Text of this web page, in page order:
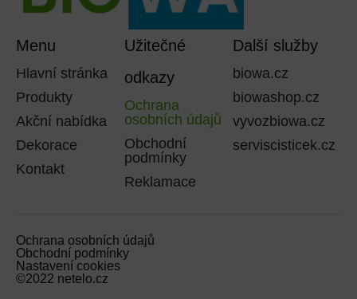
Menu
Hlavní stránka
Produkty
Akční nabídka
Dekorace
Kontakt
Užitečné
odkazy
Ochrana
osobních údajů
Obchodní
podmínky
Reklamace
Další služby
biowa.cz
biowashop.cz
vyvozbiowa.cz
serviscisticek.cz
Ochrana osobních údajů
Obchodní podmínky
Nastavení cookies
©2022 netelo.cz